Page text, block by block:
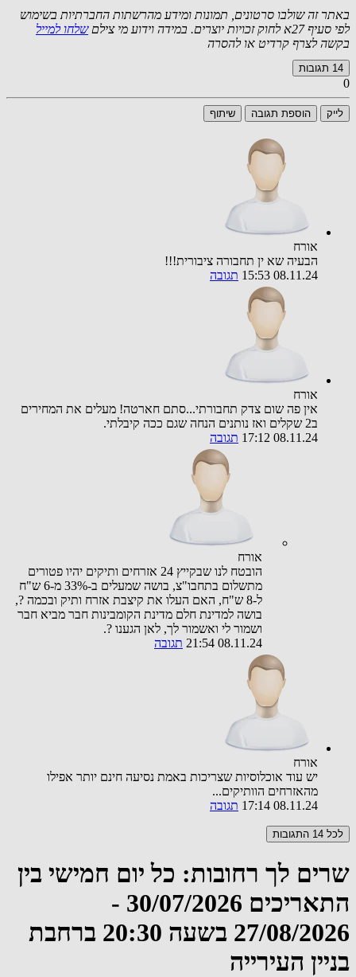
באתר זה שולבו סרטונים, תמונות ומידע מהרשתות החברתיות בשימוש
לפי סעיף 27א לחוק זכויות יוצרים. במידה וידוע מי צילם
שלחו למייל
בקשה לצרף קרדיט או להסרה
14 תגובות
0
לייק הוספת תגובה שיתוף
אורח
הבעיה שא ין תחבורה ציבורית!!!
08.11.24 15:53
תגובה
אורח
אין פה שום צדק תחבורתי...סתם חארטה! מעלים את המחירים
ב2 שקלים ואז נותנים הנחה שגם ככה קיבלתי.
08.11.24 17:12
תגובה
אורח
הובטח לנו שבקייץ 24 אזרחים ותיקים יהיו פטורים
מתשלום בתחבו"צ, בושה שמעלים ב-33% מ-6 ש"ח
ל-8 ש"ח, האם העלו את קיצבת אזרח ותיק ובכמה ?,
בושה למדינת חלם מדינת הקומבינות חבר מביא חבר
ושמור לי ואשמור לך, לאן הגענו ?.
08.11.24 21:54
תגובה
אורח
יש עוד אוכלוסיות שצריכות באמת נסיעה חינם יותר אפילו
מהאזרחים הוותיקים...
08.11.24 17:14
תגובה
לכל 14 התגובות
שרים לך רחובות: כל יום חמישי בין
התאריכים 30/07/2026 -
27/08/2026 בשעה 20:30 ברחבת
בניין העירייה